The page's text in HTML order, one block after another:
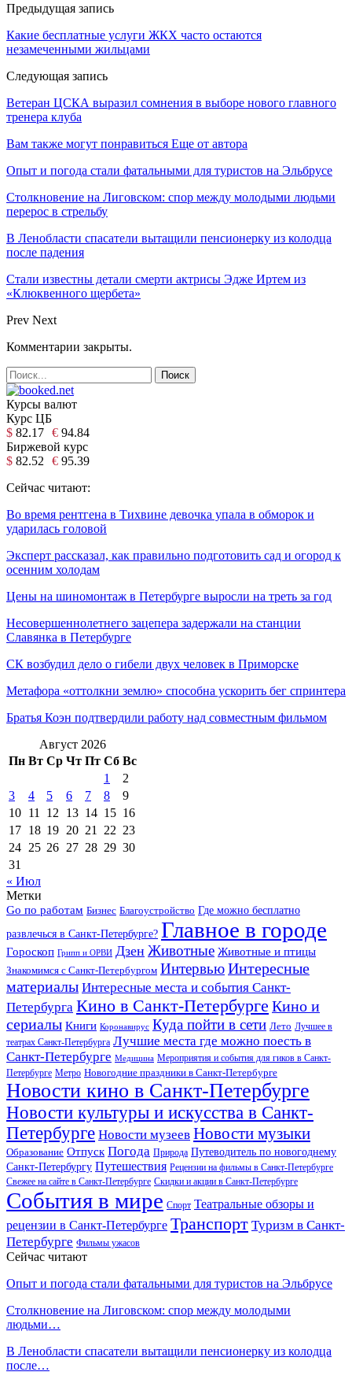
Предыдущая запись
Какие бесплатные услуги ЖКХ часто остаются
незамеченными жильцами
Следующая запись
Ветеран ЦСКА выразил сомнения в выборе нового главного
тренера клуба
Вам также могут понравиться Еще от автора
Опыт и погода стали фатальными для туристов на Эльбрусе
Столкновение на Лиговском: спор между молодыми людьми
перерос в стрельбу
В Ленобласти спасатели вытащили пенсионерку из колодца
после падения
Стали известны детали смерти актрисы Эдже Иртем из
«Клюквенного щербета»
Prev Next
Комментарии закрыты.
Курсы валют
Курс ЦБ
$ 82.17 € 94.84
Биржевой курс
$ 82.52 € 95.39
Сейчас читают:
Во время рентгена в Тихвине девочка упала в обморок и
ударилась головой
Эксперт рассказал, как правильно подготовить сад и огород к
осенним холодам
Цены на шиномонтаж в Петербурге выросли на треть за год
Несовершеннолетнего зацепера задержали на станции
Славянка в Петербурге
СК возбудил дело о гибели двух человек в Приморске
Метафора «оттолкни землю» способна ускорить бег спринтера
Братья Коэн подтвердили работу над совместным фильмом
Август 2026
Пн Вт Ср Чт Пт Сб Вс
1
2
3
4 5 6 7 8
9
10 11 12 13 14 15 16
17 18 19 20 21 22 23
24 25 26 27 28 29 30
31
« Июл
Метки
Go по работам Бизнес Благоустройство Где можно бесплатно
развлечься в Санкт-Петербурге? Главное в городе
Гороскоп Грипп и ОРВИ Дзен Животные Животные и птицы
Знакомимся с Санкт-Петербургом ИнтервьюИнтересные
материалы Интересные места и события Санкт-
Петербурга Кино в Санкт-Петербурге Кино и
сериалы Книги Коронавирус Куда пойти в сети Лето Лучшее в
театрах Санкт-Петербурга Лучшие места где можно поесть в
Санкт-Петербурге Медицина Мероприятия и события для гиков в Санкт-
Петербурге Метро Новогодние праздники в Санкт-Петербурге
Новости кино в Санкт-Петербурге
Новости культуры и искусства в Санкт-
Петербурге Новости музеев Новости музыки
Образование Отпуск Погода Природа Путеводитель по новогоднему
Санкт-Петербургу Путешествия Рецензии на фильмы в Санкт-Петербурге
Свежее на сайте в Санкт-Петербурге Скидки и акции в Санкт-Петербурге
События в мире Спорт Театральные обзоры и
рецензии в Санкт-Петербурге Транспорт Туризм в Санкт-
Петербурге Фильмы ужасов
Сейчас читают
Опыт и погода стали фатальными для туристов на Эльбрусе
Столкновение на Лиговском: спор между молодыми
людьми…
В Ленобласти спасатели вытащили пенсионерку из колодца
после…